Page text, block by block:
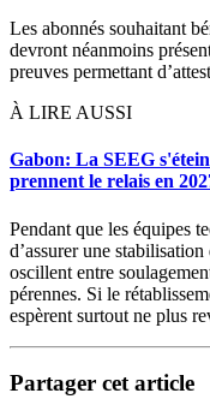
Les abonnés souhaitant
devront néanmoins
preuves permettant
À LIRE AUSSI
Gabon: La SEEG
prennent le relais en
Pendant que les équipes
d’assurer une
oscillent entre
pérennes. Si le
espèrent surtout ne plus
Partager cet article